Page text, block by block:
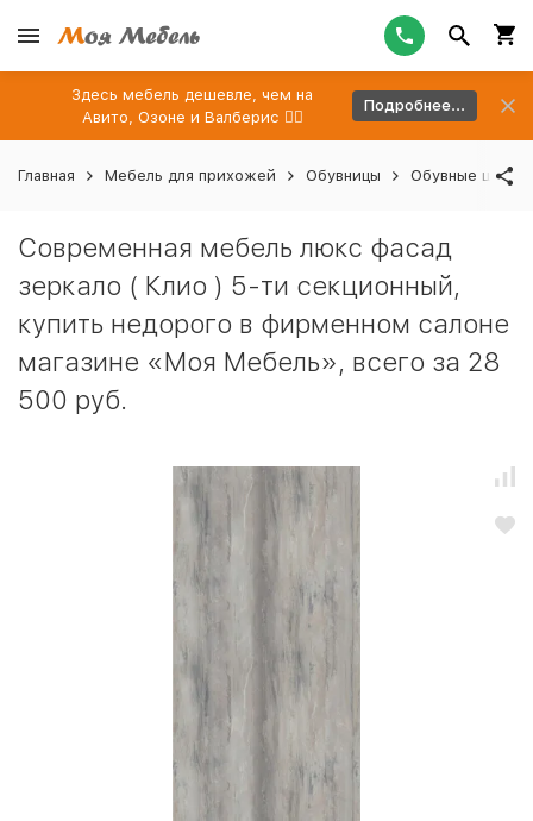
Здесь мебель дешевле, чем на
Авито, Озоне и Валберис 👉🏻
Подробнее...
Главная Мебель для прихожей Обувницы Обувные
Современная мебель люкс фасад
зеркало ( Клио ) 5-ти секционный,
купить недорого в фирменном салоне
магазине «Моя Мебель», всего за 28
500 руб.